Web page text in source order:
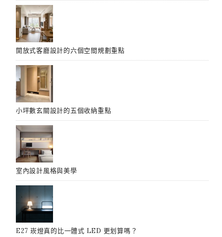
開放式客廳設計的六個空間規劃重點
小坪數玄關設計的五個收納重點
室內設計風格與美學
E27 崁燈真的比一體式 LED 更划算嗎？